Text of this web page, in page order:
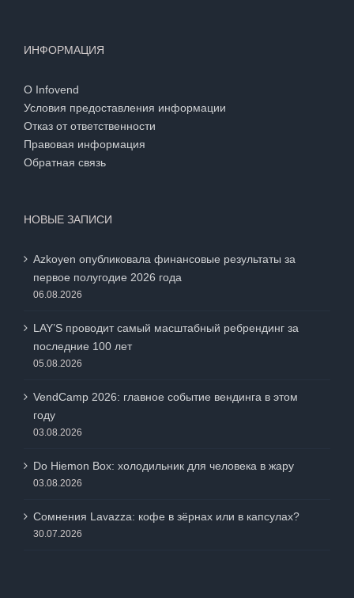
ИНФОРМАЦИЯ
О Infovend
Условия предоставления информации
Отказ от ответственности
Правовая информация
Обратная связь
НОВЫЕ ЗАПИСИ
Azkoyen опубликовала финансовые результаты за
первое полугодие 2026 года
06.08.2026
LAY’S проводит самый масштабный ребрендинг за
последние 100 лет
05.08.2026
VendCamp 2026: главное событие вендинга в этом
году
03.08.2026
Do Hiemon Box: холодильник для человека в жару
03.08.2026
Сомнения Lavazza: кофе в зёрнах или в капсулах?
30.07.2026